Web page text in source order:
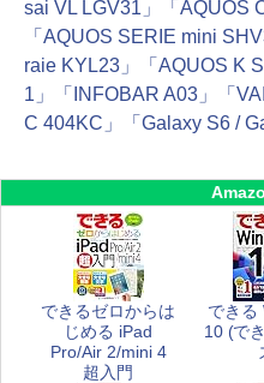
sai VL LGV31」
「AQUOS
「AQUOS SERIE mini
raie KYL23」
「AQUOS K
1」
「INFOBAR A03」 「
C 404KC」
「Galaxy S6 /
できるゼロからは
じめる iPad
Pro/Air 2/mini 4
超入門
できる
10 (で